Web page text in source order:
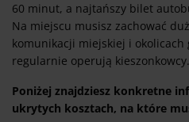
60 minut, a najtańszy bilet
Na miejscu musisz zachować
komunikacji miejskiej i okolicach
regularnie operują kieszonkowcy.
Poniżej znajdziesz konkretne
ukrytych kosztach, na które